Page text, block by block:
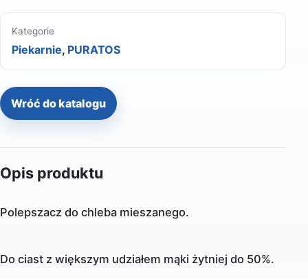
Kategorie
Piekarnie, PURATOS
Wróć do katalogu
Opis produktu
Polepszacz do chleba mieszanego.
Do ciast z większym udziałem mąki żytniej do 50%.